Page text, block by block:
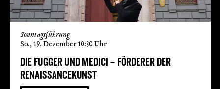
Sonntagsführung
DIE FUGGER UND MEDICI – FÖRDERER DER
RENAISSANCEKUNST
So., 19. Dezember 10:30 Uhr